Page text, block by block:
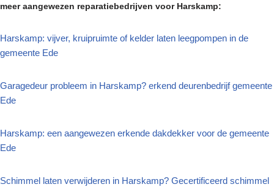
meer aangewezen reparatiebedrijven voor Harskamp:
Harskamp: vijver, kruipruimte of kelder laten leegpompen in de
gemeente Ede
Garagedeur probleem in Harskamp? erkend deurenbedrijf gemeente
Ede
Harskamp: een aangewezen erkende dakdekker voor de gemeente
Ede
Schimmel laten verwijderen in Harskamp? Gecertificeerd schimmel